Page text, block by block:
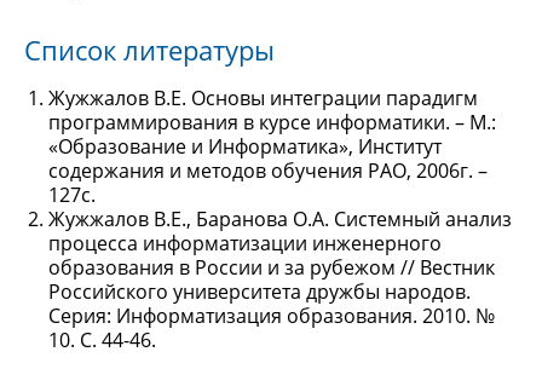
Список литературы
Жужжалов В.Е. Основы интеграции парадигм
программирования в курсе информатики. – М.:
«Образование и Информатика», Институт
содержания и методов обучения РАО, 2006г. –
127с.
Жужжалов В.Е., Баранова О.А. Системный анализ
процесса информатизации инженерного
образования в России и за рубежом // Вестник
Российского университета дружбы народов.
Серия: Информатизация образования. 2010. №
10. С. 44-46.